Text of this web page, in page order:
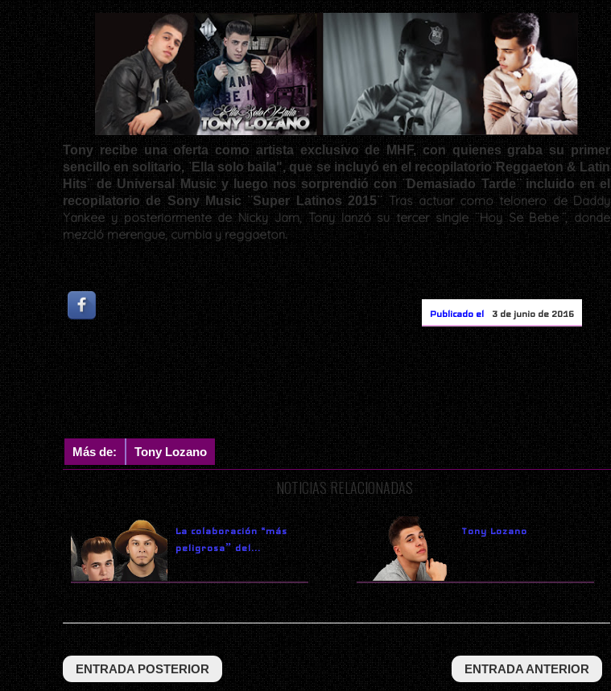
Tony recibe una oferta como artista exclusivo de MHF, con quienes graba su primer
sencillo en solitario, ̈Ella solo baila", que se incluyó en el recopilatorio ̈Reggaeton & Latin
Hits ̈ de Universal Music y luego nos sorprendió con ̈Demasiado Tarde ̈ incluido en el
recopilatorio de Sony Music ̈Super Latinos 2015 ̈Tras actuar como telonero de Daddy
Yankee y posteriormente de Nicky Jam, Tony lanzó su tercer single ¨Hoy Se Bebe ̈, donde
mezcló merengue, cumbia y reggaeton.
Publicado el 3 de junio de 2016
Más de: Tony Lozano
NOTICIAS RELACIONADAS
La colaboración “más
peligrosaˮ del...
Tony Lozano
ENTRADA POSTERIOR ENTRADA ANTERIOR